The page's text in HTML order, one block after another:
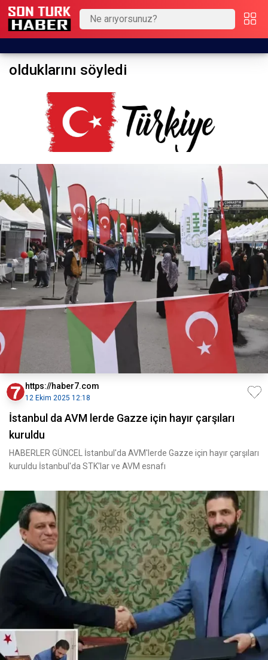
olduklarını söyledi
https://haber7.com
12 Ekim 2025 12:18
İstanbul da AVM lerde Gazze için hayır çarşıları
kuruldu
HABERLER GÜNCEL İstanbul'da AVM'lerde Gazze için hayır çarşıları
kuruldu İstanbul'da STK'lar ve AVM esnafı